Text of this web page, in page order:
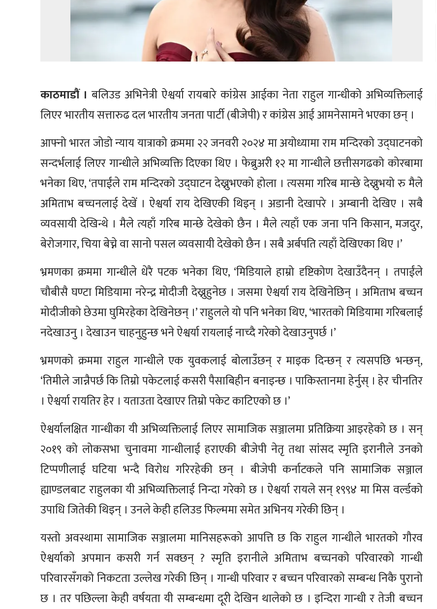
काठमाडौं । बलिउड अभिनेत्री ऐश्वर्या रायबारे कांग्रेस आईका नेता राहुल गान्धीको अभिव्यक्तिलाई
लिएर भारतीय सत्तारुढ दल भारतीय जनता पार्टी (बीजेपी) र कांग्रेस आई आमनेसामने भएका छन् ।
आफ्नो भारत जोडो न्याय यात्राको क्रममा २२ जनवरी २०२४ मा अयोध्यामा राम मन्दिरको उद्घाटनको
सन्दर्भलाई लिएर गान्धीले अभिव्यक्ति दिएका थिए । फेब्रुअरी १२ मा गान्धीले छत्तीसगढको कोरबामा
भनेका थिए, ‘तपाईंले राम मन्दिरको उद्घाटन देख्नुभएको होला । त्यसमा गरिब मान्छे देख्नुभयो रु मैले
अमिताभ बच्चनलाई देखें । ऐश्वर्या राय देखिएकी थिइन् । अडानी देखापरे । अम्बानी देखिए । सबै
व्यवसायी देखिन्थे । मैले त्यहाँ गरिब मान्छे देखेको छैन । मैले त्यहाँ एक जना पनि किसान, मजदुर,
बेरोजगार, चिया बेच्ने वा सानो पसल व्यवसायी देखेको छैन । सबै अर्बपति त्यहाँ देखिएका थिए ।’
भ्रमणका क्रममा गान्धीले धेरै पटक भनेका थिए, ‘मिडियाले हाम्रो दृष्टिकोण देखाउँदैनन् । तपाईंले
चौबीसै घण्टा मिडियामा नरेन्द्र मोदीजी देख्नुहुनेछ । जसमा ऐश्वर्या राय देखिनेछिन् । अमिताभ बच्चन
मोदीजीको छेउमा घुमिरहेका देखिनेछन् ।’ राहुलले यो पनि भनेका थिए, ‘भारतको मिडियामा गरिबलाई
नदेखाउनु । देखाउन चाहनुहुन्छ भने ऐश्वर्या रायलाई नाच्दै गरेको देखाउनुपर्छ ।’
भ्रमणको क्रममा राहुल गान्धीले एक युवकलाई बोलाउँछन् र माइक दिन्छन् र त्यसपछि भन्छन्,
‘तिमीले जान्नैपर्छ कि तिम्रो पकेटलाई कसरी पैसाबिहीन बनाइन्छ । पाकिस्तानमा हेर्नुस् । हेर चीनतिर
। ऐश्वर्या रायतिर हेर । यताउता देखाएर तिम्रो पकेट काटिएको छ ।’
ऐश्वर्यालक्षित गान्धीका यी अभिव्यक्तिलाई लिएर सामाजिक सञ्जालमा प्रतिक्रिया आइरहेको छ । सन्
२०१९ को लोकसभा चुनावमा गान्धीलाई हराएकी बीजेपी नेतृ तथा सांसद स्मृति इरानीले उनको
टिप्पणीलाई घटिया भन्दै विरोध गरिरहेकी छन् । बीजेपी कर्नाटकले पनि सामाजिक सञ्जाल
ह्याण्डलबाट राहुलका यी अभिव्यक्तिलाई निन्दा गरेको छ । ऐश्वर्या रायले सन् १९९४ मा मिस वर्ल्डको
उपाधि जितेकी थिइन् । उनले केही हलिउड फिल्ममा समेत अभिनय गरेकी छिन् ।
यस्तो अवस्थामा सामाजिक सञ्जालमा मानिसहरूको आपत्ति छ कि राहुल गान्धीले भारतको गौरव
ऐश्वर्याको अपमान कसरी गर्न सक्छन् ? स्मृति इरानीले अमिताभ बच्चनको परिवारको गान्धी
परिवारसँगको निकटता उल्लेख गरेकी छिन् । गान्धी परिवार र बच्चन परिवारको सम्बन्ध निकै पुरानो
छ । तर पछिल्ला केही वर्षयता यी सम्बन्धमा दूरी देखिन थालेको छ । इन्दिरा गान्धी र तेजी बच्चन